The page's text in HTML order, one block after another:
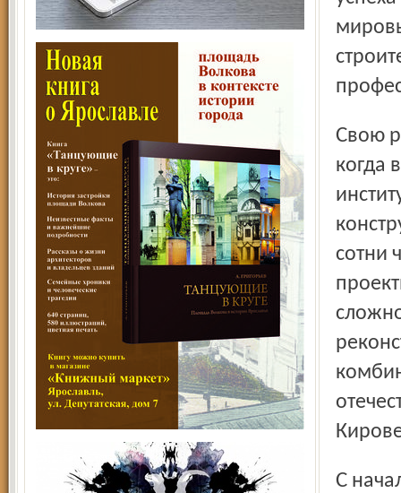
Свою родословную институт ведёт с весны 1938 года,
когда
сотни
С началом Великой Отечественной войны многие